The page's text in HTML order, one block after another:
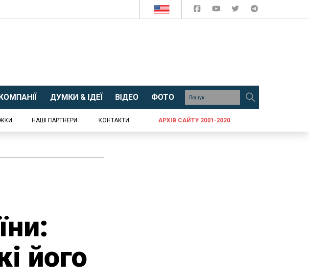
ДУМКИ & ІДЕЇ ВІДЕО ФОТО
НАШІ ПАРТНЕРИ КОНТАКТИ АРХІВ САЙТУ 2001-2020
його